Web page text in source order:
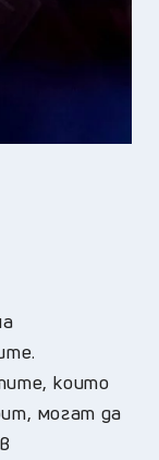
които
могат да